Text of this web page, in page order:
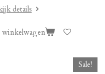
details
winkelwagen
Sale!